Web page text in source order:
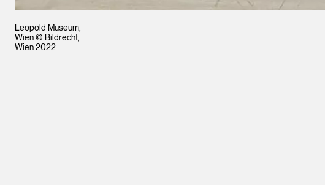
Leopold Museum,
Wien © Bildrecht,
Wien 2022